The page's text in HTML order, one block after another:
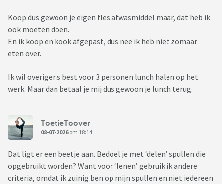
Koop dus gewoon je eigen fles afwasmiddel maar, dat heb ik
ook moeten doen.
En ik koop en kook afgepast, dus nee ik heb niet zomaar
eten over.
Ik wil overigens best voor 3 personen lunch halen op het
werk. Maar dan betaal je mij dus gewoon je lunch terug.
ToetieToover
08-07-2026om 18:14
Dat ligt er een beetje aan. Bedoel je met ‘delen’ spullen die
opgebruikt worden? Want voor ‘lenen’ gebruik ik andere
criteria, omdat ik zuinig ben op mijn spullen en niet iedereen